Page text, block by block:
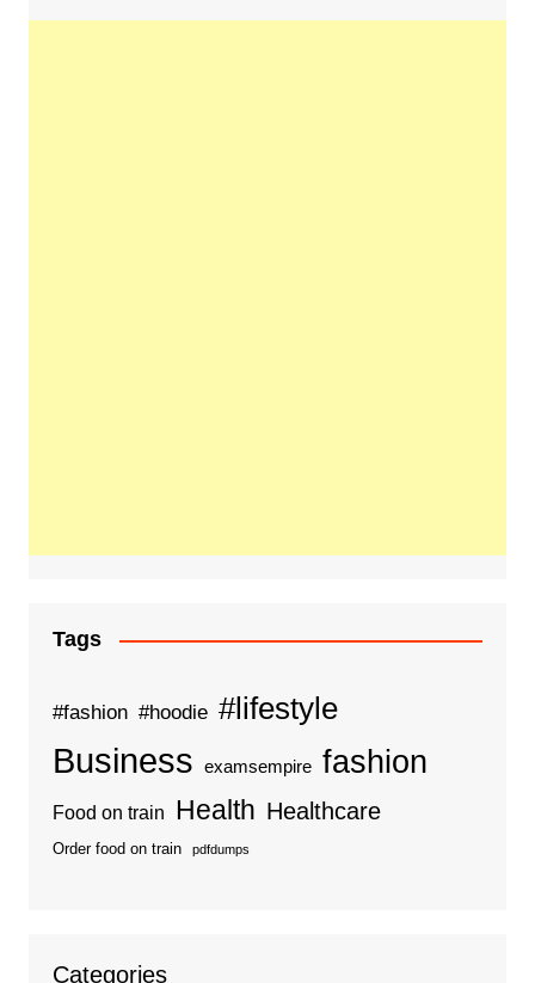
Tags
#fashion #hoodie #lifestyle
Business examsempire fashion
Food on train Health Healthcare
Order food on train pdfdumps
Categories